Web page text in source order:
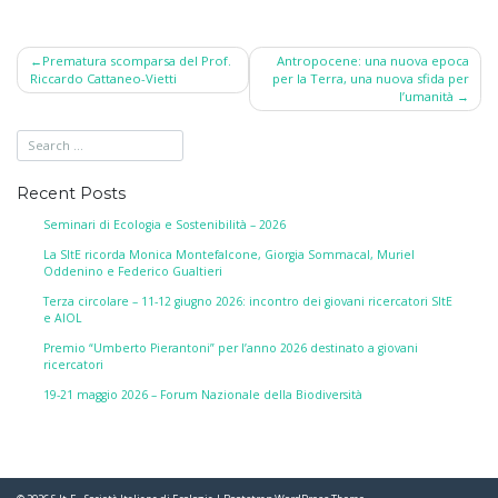
Post
navigation
Prematura scomparsa del Prof.
Riccardo Cattaneo-Vietti
Antropocene: una nuova epoca
per la Terra, una nuova sfida per
l’umanità
Recent Posts
Seminari di Ecologia e Sostenibilità – 2026
La SItE ricorda Monica Montefalcone, Giorgia Sommacal, Muriel
Oddenino e Federico Gualtieri
Terza circolare – 11-12 giugno 2026: incontro dei giovani ricercatori SItE
e AIOL
Premio “Umberto Pierantoni” per l’anno 2026 destinato a giovani
ricercatori
19-21 maggio 2026 – Forum Nazionale della Biodiversità